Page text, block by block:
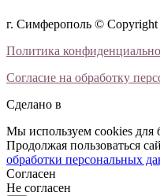
г. Симферополь © Copyright
Политика
Согласие на обработку
Сделано в
Мы используем cookies для
Продолжая пользоваться
обработки персональных
Согласен
Не согласен